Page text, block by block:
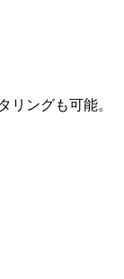
リングも可能。